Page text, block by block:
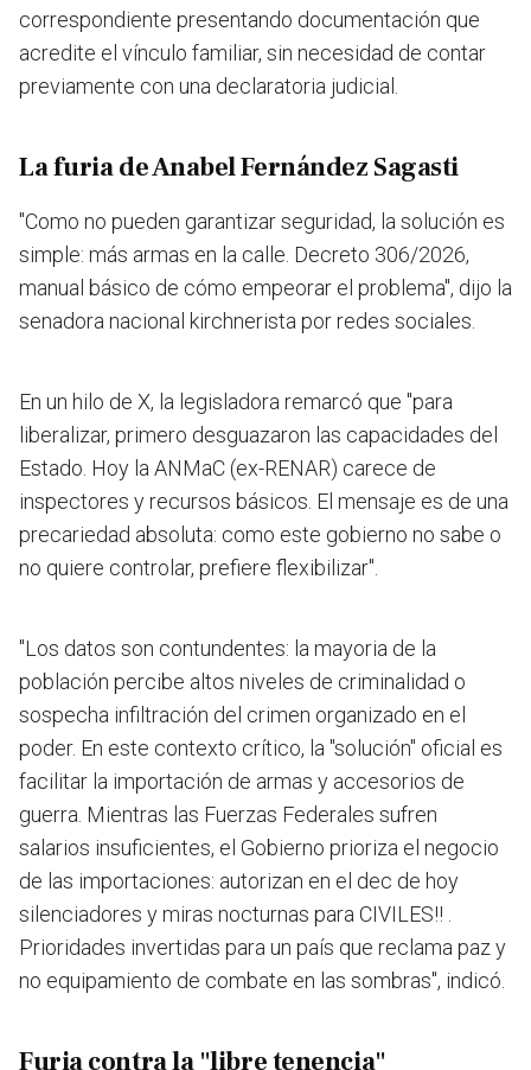
correspondiente presentando documentación que
acredite el vínculo familiar, sin necesidad de contar
previamente con una declaratoria judicial.
La furia de Anabel Fernández Sagasti
"Como no pueden garantizar seguridad, la solución es
simple: más armas en la calle . Decreto 306/2026,
manual básico de cómo empeorar el problema", dijo la
senadora nacional kirchnerista por redes sociales.
En un hilo de X, la legisladora remarcó que "para
liberalizar, primero desguazaron las capacidades del
Estado. Hoy la ANMaC (ex-RENAR) carece de
inspectores y recursos básicos. El mensaje es de una
precariedad absoluta: como este gobierno no sabe o
no quiere controlar, prefiere flexibilizar".
"Los datos son contundentes: la mayoria de la
población percibe altos niveles de criminalidad o
sospecha infiltración del crimen organizado en el
poder. En este contexto crítico, la "solución" oficial es
facilitar la importación de armas y accesorios de
guerra. Mientras las Fuerzas Federales sufren
salarios insuficientes, el Gobierno prioriza el negocio
de las importaciones: autorizan en el dec de hoy
silenciadores y miras nocturnas para CIVILES!!
Prioridades invertidas para un país que reclama paz y
no equipamiento de combate en las sombras", indicó.
Furia contra la "libre tenencia"